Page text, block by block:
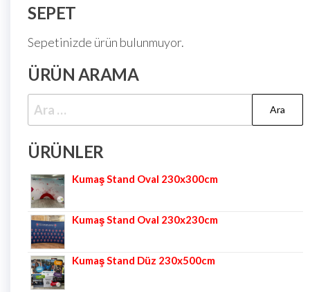
SEPET
Sepetinizde ürün bulunmuyor.
ÜRÜN ARAMA
ÜRÜNLER
Kumaş Stand Oval 230x300cm
Kumaş Stand Oval 230x230cm
Kumaş Stand Düz 230x500cm